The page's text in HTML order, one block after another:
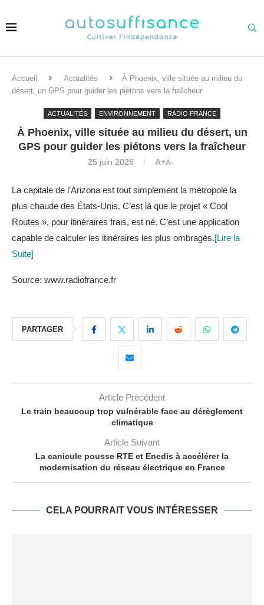
Accueil Actualités
À Phoenix, ville située au milieu du
désert, un GPS pour guider les piétons vers la fraîcheur
ACTUALITÉS ENVIRONNEMENT RADIO FRANCE
À Phoenix, ville située au milieu du désert, un
GPS pour guider les piétons vers la fraîcheur
25 juin 2026 A+A-
La capitale de l’Arizona est tout simplement la métropole la
plus chaude des États-Unis. C’est là que le projet « Cool
Routes », pour itinéraires frais, est né. C’est une application
capable de calculer les itinéraires les plus ombragés.[Lire la
Suite]
Source: www.radiofrance.fr
PARTAGER
Article Précédent
Le train beaucoup trop vulnérable face au dérèglement
climatique
Article Suivant
La canicule pousse RTE et Enedis à accélérer la
modernisation du réseau électrique en France
CELA POURRAIT VOUS INTÉRESSER